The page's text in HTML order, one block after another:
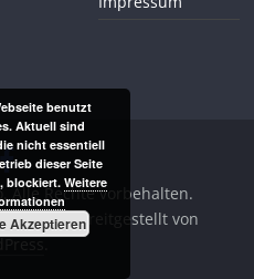
. Alle Rechte vorbehalten.
Bereitgestellt von
.
benutzt
Aktuell sind
nicht essentiell
dieser Seite
blockiert.Weitere
Akzeptieren